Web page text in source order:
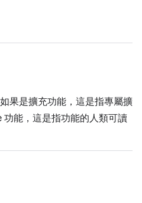
果是擴充功能，這是指專屬擴
能，這是指功能的人類可讀